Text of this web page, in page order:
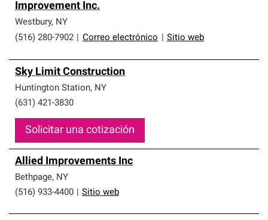
Improvement Inc.
Westbury, NY
(516) 280-7902
Correo electrónico Sitio web
Sky Limit Construction
Huntington Station, NY
(631) 421-3830
Solicitar una cotización
Allied Improvements Inc
Bethpage, NY
(516) 933-4400
Sitio web